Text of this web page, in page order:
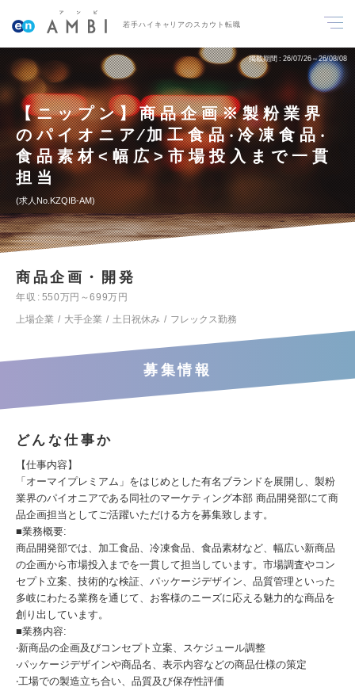
若手ハイキャリアのスカウト転職
掲載期間 26/07/26～26/08/08
【ニップン】商品企画※製粉業界
のパイオニア∕加工食品‧冷凍食品‧
食品素材<幅広>市場投入まで一貫
担当
求人No.KZQIB-AM
商品企画・開発
年収
550万円～699万円
上場企業
大手企業 土日祝休み フレックス勤務
募集情報
どんな仕事か
【仕事内容】
「オーマイプレミアム」をはじめとした有名ブランドを展開し、製粉
業界のパイオニアである同社のマーケティング本部 商品開発部にて商
品企画担当としてご活躍いただける方を募集致します。
■業務概要:
商品開発部では、加工食品、冷凍食品、食品素材など、幅広い新商品
の企画から市場投入までを一貫して担当しています。市場調査やコン
セプト立案、技術的な検証、パッケージデザイン、品質管理といった
多岐にわたる業務を通じて、お客様のニーズに応える魅力的な商品を
創り出しています。
■業務内容:
‧新商品の企画及びコンセプト立案、スケジュール調整
‧パッケージデザインや商品名、表示内容などの商品仕様の策定
‧工場での製造立ち合い、品質及び保存性評価